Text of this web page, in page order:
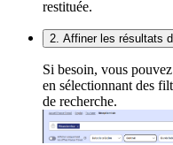
restituée.
2. Affiner les résultats
Si besoin, vous
en sélectionnant des
de recherche.